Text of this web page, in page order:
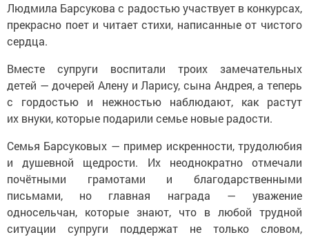
Людмила Барсукова с радостью участвует в конкурсах,
прекрасно поет и читает стихи, написанные от чистого
сердца.
Вместе супруги воспитали троих замечательных
детей — дочерей Алену и Ларису, сына Андрея, а теперь
с гордостью и нежностью наблюдают, как растут
их внуки, которые подарили семье новые радости.
Семья Барсуковых — пример искренности, трудолюбия
и душевной щедрости. Их неоднократно отмечали
почётными грамотами и благодарственными
письмами, но главная награда — уважение
односельчан, которые знают, что в любой трудной
ситуации супруги поддержат не только словом,